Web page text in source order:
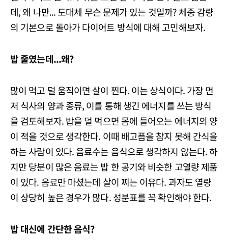
데, 왜 나만... 도대체 무슨 문제가 있는 것일까? 체중 감량
의 기본으로 돌아가 다이어트 방식에 대해 고민해보자.
밥 줄였는데...왜?
많이 먹고 덜 움직이면 살이 찐다. 이는 상식이다. 가장 먼
저 식사의 양과 종류, 이를 통해 생긴 에너지를 쓰는 방식
을 검토해보자. 밥을 덜 먹으면 몸에 들어오는 에너지의 양
이 적을 것으로 생각한다. 이때 배고픔을 참지 못해 간식을
하는 사람이 있다. 음료수는 음식으로 생각하지 않는다. 하
지만 당분이 많은 음료는 밥 한 공기와 비슷한 고열량 제품
이 있다. 음료만 마셨는데 살이 찌는 이유다. 과자도 열량
이 상당히 높은 경우가 많다. 성분표를 꼭 확인해야 한다.
밥 대신에 간단한 음식?